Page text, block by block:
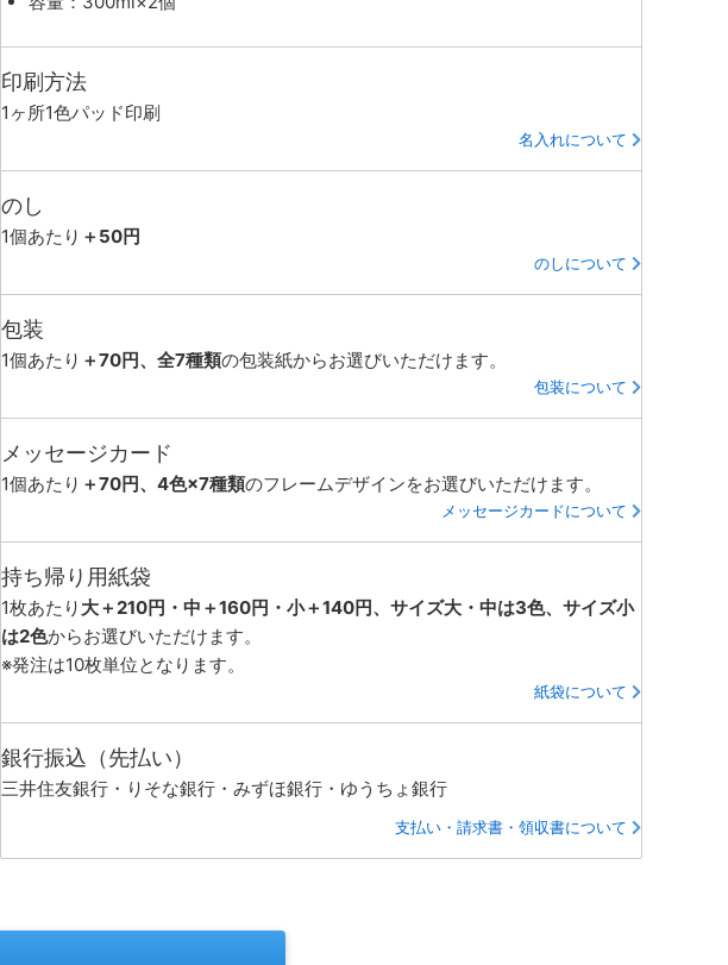
印刷方法
1ヶ所1色パッド印刷
名入れについて
のし
1個あたり ＋50円
のしについて
包装
1個あたり ＋70円、全7種類の包装紙からお選びいただけます。
包装について
メッセージカード
1個あたり ＋70円、4色×7種類のフレームデザインをお選びいただけます。
メッセージカードについて
持ち帰り用紙袋
1枚あたり 大＋210円・中＋160円・小＋140円、サイズ大・中は3色、サイズ小
は2色からお選びいただけます。
※発注は10枚単位となります。
紙袋について
銀行振込（先払い）
三井住友銀行・りそな銀行・みずほ銀行・ゆうちょ銀行
支払い・請求書・領収書について